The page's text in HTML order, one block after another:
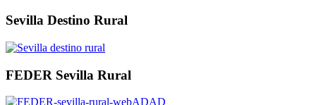
Sevilla Destino Rural
FEDER Sevilla Rural